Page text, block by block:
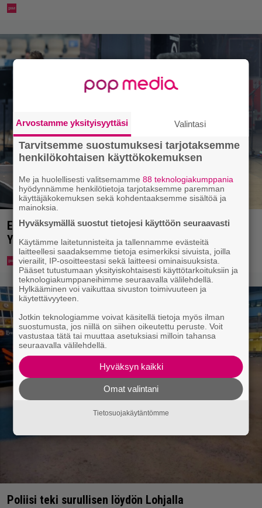
Eppu Normaalin viimeinen konsertti esitetään
Ylellä
Poliisi teki surullisen löydön Lohjalla
Arvostamme yksityisyyttäsi Valintasi
Tarvitsemme suostumuksesi tarjotaksemme
henkilökohtaisen käyttökokemuksen
Me ja huolellisesti valitsemamme88 teknologiakumppania
hyödynnämme henkilötietoja tarjotaksemme paremman
käyttäjäkokemuksen sekä kohdentaaksemme sisältöä ja
mainoksia.
Hyväksymällä suostut tietojesi käyttöön seuraavasti
Käytämme laitetunnisteita ja tallennamme evästeitä
laitteellesi saadaksemme tietoja esimerkiksi sivuista, joilla
vierailit, IP-osoitteestasi sekä laitteesi ominaisuuksista.
Pääset tutustumaan yksityiskohtaisesti käyttötarkoituksiin ja
teknologiakumppaneihimme seuraavalla välilehdellä.
Hylkääminen voi vaikuttaa sivuston toimivuuteen ja
käytettävyyteen.
Jotkin teknologiamme voivat käsitellä tietoja myös ilman
suostumusta, jos niillä on siihen oikeutettu peruste. Voit
vastustaa tätä tai muuttaa asetuksiasi milloin tahansa
seuraavalla välilehdellä.
Hyväksyn kaikki
Omat valintani
Tietosuojakäytäntömme